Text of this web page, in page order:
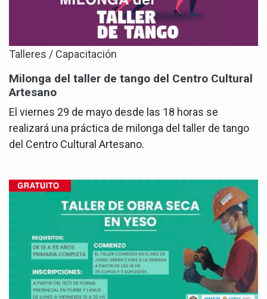
Talleres / Capacitación
Milonga del taller de tango del Centro Cultural
Artesano
El viernes 29 de mayo desde las 18 horas se
realizará una práctica de milonga del taller de tango
del Centro Cultural Artesano.